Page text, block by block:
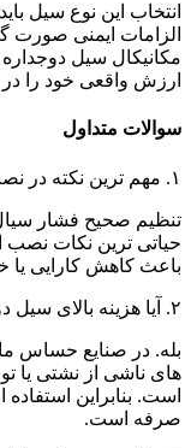
انتخاب این نوع سیل
الزامات ایمنی صورت
مکانیکال سیل
ارزش واقعی خود را در
سوالات متداول
۱. مهم ترین نکته در نصب مکانیکال سیل دوجداره چیست؟
تنظیم صحیح فشار
حیاتی ترین نکات نصب
باعث کاهش کارایی
۲. آیا هزینه بالای سیل دوجداره همیشه توجیه اقتصادی دارد؟
بله. در صنایع حساس
های ناشی از نشتی یا
است. بنابراین
صرفه است.